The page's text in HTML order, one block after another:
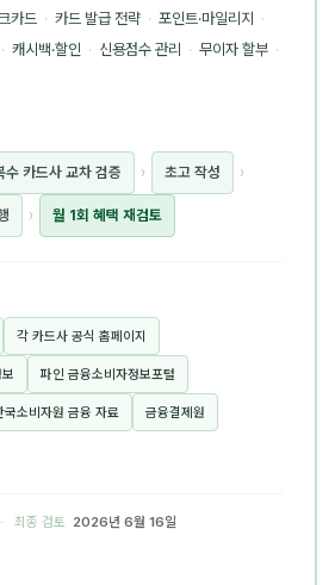
카드 · 카드 발급 전략 · 포인트·마일리지 ·
· 캐시백·할인 · 신용점수 관리 · 무이자 할부 ·
수 카드사 교차 검증 › 초고 작성 ›
› 월 1회 혜택 재검토
각 카드사 공식 홈페이지
파인 금융소비자정보포털
국소비자원 금융 자료 금융결제원
최종 검토
2026년 6월 16일